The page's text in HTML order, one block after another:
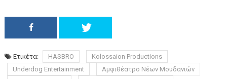
Ετικέτα: HASBRO
Kolossaion Productions
Underdog Entertainment
Αμφιθέατρο Νέων Μουδανιών